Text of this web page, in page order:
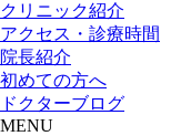
クリニック紹介
アクセス・診療時間
院長紹介
初めての方へ
ドクターブログ
MENU